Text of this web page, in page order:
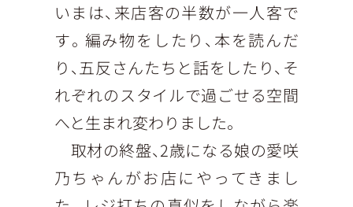
いまは、来店客の半数が一人客で
す。編み物をしたり、本を読んだ
り、五反さんたちと話をしたり、そ
れぞれのスタイルで過ごせる空間
へと生まれ変わりました。
取材の終盤、2歳になる娘の愛咲
乃ちゃんがお店にやってきまし